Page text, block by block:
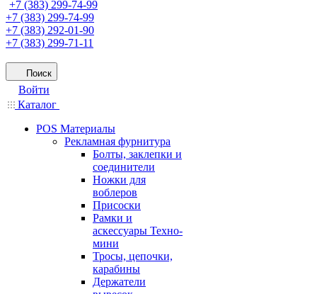
+7 (383) 299-74-99
+7 (383) 299-74-99
+7 (383) 292-01-90
+7 (383) 299-71-11
Поиск
Войти
Каталог
POS Материалы
Рекламная фурнитура
Болты, заклепки и
соединители
Ножки для
воблеров
Присоски
Рамки и
аскессуары Техно-
мини
Тросы, цепочки,
карабины
Держатели